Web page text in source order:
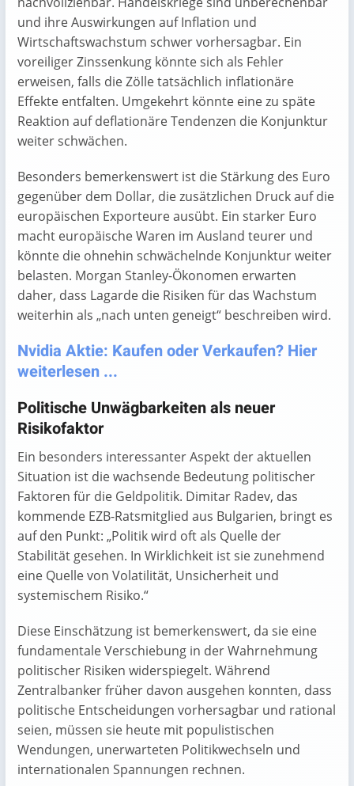
und ihre Auswirkungen auf Inflation und
Wirtschaftswachstum schwer vorhersagbar. Ein
voreiliger Zinssenkung könnte sich als Fehler
erweisen, falls die Zölle tatsächlich inflationäre
Effekte entfalten. Umgekehrt könnte eine zu späte
Reaktion auf deflationäre Tendenzen die Konjunktur
weiter schwächen.
Besonders bemerkenswert ist die Stärkung des Euro
gegenüber dem Dollar, die zusätzlichen Druck auf die
europäischen Exporteure ausübt. Ein starker Euro
macht europäische Waren im Ausland teurer und
könnte die ohnehin schwächelnde Konjunktur weiter
belasten. Morgan Stanley-Ökonomen erwarten
daher, dass Lagarde die Risiken für das Wachstum
weiterhin als „nach unten geneigt“ beschreiben wird.
Nvidia Aktie: Kaufen oder Verkaufen? Hier
weiterlesen ...
Politische Unwägbarkeiten als neuer
Risikofaktor
Ein besonders interessanter Aspekt der aktuellen
Situation ist die wachsende Bedeutung politischer
Faktoren für die Geldpolitik. Dimitar Radev, das
kommende EZB-Ratsmitglied aus Bulgarien, bringt es
auf den Punkt: „Politik wird oft als Quelle der
Stabilität gesehen. In Wirklichkeit ist sie zunehmend
eine Quelle von Volatilität, Unsicherheit und
systemischem Risiko.“
Diese Einschätzung ist bemerkenswert, da sie eine
fundamentale Verschiebung in der Wahrnehmung
politischer Risiken widerspiegelt. Während
Zentralbanker früher davon ausgehen konnten, dass
politische Entscheidungen vorhersagbar und rational
seien, müssen sie heute mit populistischen
Wendungen, unerwarteten Politikwechseln und
internationalen Spannungen rechnen.